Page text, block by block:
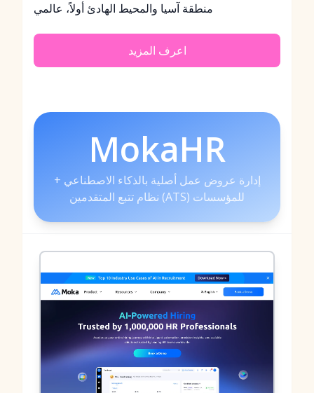
منطقة آسيا والمحيط الهادئ أولاً، عالمي
اعرف المزيد
MokaHR
إدارة عروض عمل أصلية بالذكاء الاصطناعي +
نظام تتبع المتقدمين (ATS) للمؤسسات